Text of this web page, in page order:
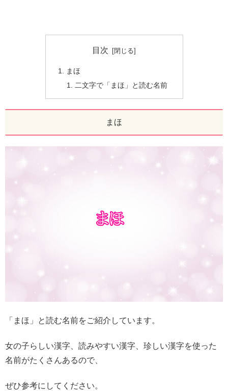
目次
まほ
二文字で「まほ」と読む名前
まほ
「まほ」と読む名前をご紹介しています。
女の子らしい漢字、読みやすい漢字、珍しい漢字を使った
名前がたくさんあるので、
ぜひ参考にしてください。